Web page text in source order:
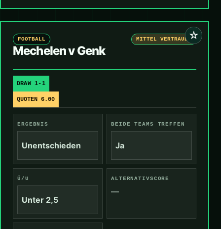
☆
FOOTBALL MITTEL VERTRAUEN
Mechelen v Genk
DRAW 1-1
QUOTEN 6.00
ERGEBNIS
Unentschieden
BEIDE TEAMS TREFFEN
Ja
Ü/U
Unter 2,5
ALTERNATIVSCORE
—